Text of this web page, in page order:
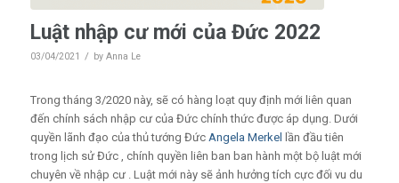
Luật nhập cư mới của Đức 2022
03/04/2021 / by Anna Le
Trong tháng 3/2020 này, sẽ có hàng loạt quy định mới liên quan
đến chính sách nhập cư của Đức chính thức được áp dụng. Dưới
quyền lãnh đạo của thủ tướng Đức Angela Merkel lần đầu tiên
trong lịch sử Đức , chính quyền liên ban ban hành một bộ luật mới
chuyên về nhập cư . Luật mới này sẽ ảnh hưởng tích cực đối vu du